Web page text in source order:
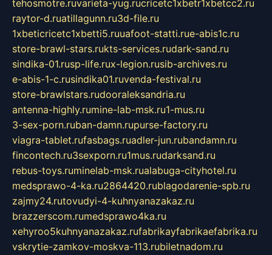
tehosmotre.ruvarieta-yug.rucricetc1xbetr1xbetcc2.ru
raytor-d.ruatillagunn.ru3d-file.ru
1xbeticricetc1xbetti5.ruuafoot-statti.rue-abis1c.ru
store-brawl-stars.rukts-services.rudark-sand.ru
sindika-01.rusp-life.rux-legion.rusib-archives.ru
e-abis-1-c.rusindika01.ruvenda-festival.ru
store-brawlstars.rudooraleksandria.ru
antenna-highly.rumine-lab-msk.ru1-mus.ru
3-sex-porn.ruban-damn.rupurse-factory.ru
viagra-tablet.rufasbags.ruadler-jun.rubandamn.ru
fincontech.ru3sexporn.ru1mus.rudarksand.ru
rebus-toys.ruminelab-msk.rualabuga-cityhotel.ru
medsprawo-4-ka.ru2864420.rublagodarenie-spb.ru
zajmy24.rutovudyi-4-kuhnyanazakaz.ru
brazzerscom.rumedsprawo4ka.ru
xehyroo5kuhnyanazakaz.rufabrikayfabrikaefabrika.ru
vskrytie-zamkov-moskva-113.rubiletnadom.ru